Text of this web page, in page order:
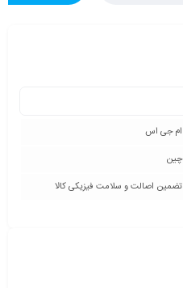
ام جی اس
چین
تضمین اصالت و سلامت فیزیکی کالا